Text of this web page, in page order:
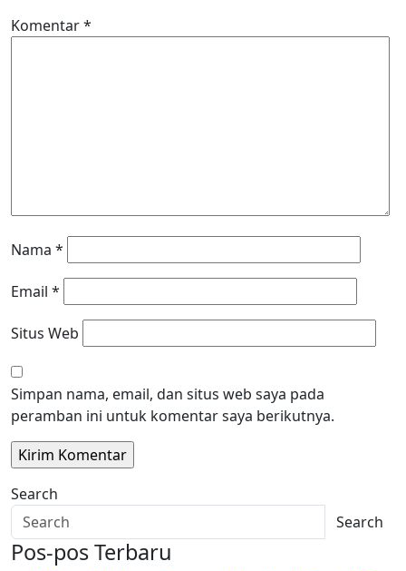
Komentar*
Nama *
Email *
Situs Web
Simpan nama, email, dan situs web saya pada
peramban ini untuk komentar saya berikutnya.
Search
Search
Pos-pos Terbaru